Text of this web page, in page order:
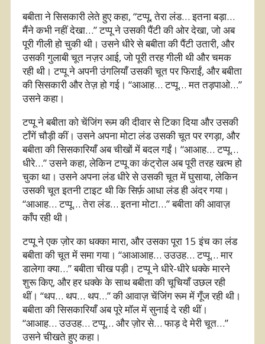
बबीता ने सिसकारी लेते हुए कहा, “टप्पू, तेरा लंड… इतना बड़ा…
मैंने कभी नहीं देखा…” टप्पू ने उसकी पैंटी की ओर देखा, जो अब
पूरी गीली हो चुकी थी। उसने धीरे से बबीता की पैंटी उतारी, और
उसकी गुलाबी चूत नज़र आई, जो पूरी तरह गीली थी और चमक
रही थी। टप्पू ने अपनी उंगलियाँ उसकी चूत पर फिराईं, और बबीता
की सिसकारी और तेज़ हो गई। “आआह… टप्पू… मत तड़पाओ…”
उसने कहा।
टप्पू ने बबीता को चेंजिंग रूम की दीवार से टिका दिया और उसकी
टाँगें चौड़ी कीं। उसने अपना मोटा लंड उसकी चूत पर रगड़ा, और
बबीता की सिसकारियाँ अब चीखों में बदल गईं। “आआह… टप्पू…
धीरे…” उसने कहा, लेकिन टप्पू का कंट्रोल अब पूरी तरह खत्म हो
चुका था। उसने अपना लंड धीरे से उसकी चूत में घुसाया, लेकिन
उसकी चूत इतनी टाइट थी कि सिर्फ़ आधा लंड ही अंदर गया।
“आआह… टप्पू… तेरा लंड… इतना मोटा…” बबीता की आवाज़
काँप रही थी।
टप्पू ने एक ज़ोर का धक्का मारा, और उसका पूरा 15 इंच का लंड
बबीता की चूत में समा गया। “आआआह… उउउह… टप्पू… मार
डालेगा क्या…” बबीता चीख पड़ी। टप्पू ने धीरे-धीरे धक्के मारने
शुरू किए, और हर धक्के के साथ बबीता की चूचियाँ उछल रही
थीं। “थप… थप… थप…” की आवाज़ चेंजिंग रूम में गूँज रही थी।
बबीता की सिसकारियाँ अब पूरे मॉल में सुनाई दे रही थीं।
“आआह… उउउह… टप्पू… और ज़ोर से… फाड़ दे मेरी चूत…”
उसने चीखते हुए कहा।